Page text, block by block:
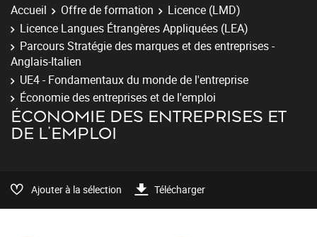
Accueil Offre de formation
Licence (LMD)
Licence Langues Étrangères Appliquées (LEA)
Parcours Stratégie des marques et des entreprises -
Anglais-Italien
UE4 - Fondamentaux du monde de l'entreprise
Économie des entreprises et de l'emploi
ÉCONOMIE DES ENTREPRISES ET
DE L'EMPLOI
Ajouter à la sélection Télécharger